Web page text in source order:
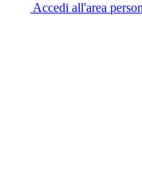
Accedi all'area